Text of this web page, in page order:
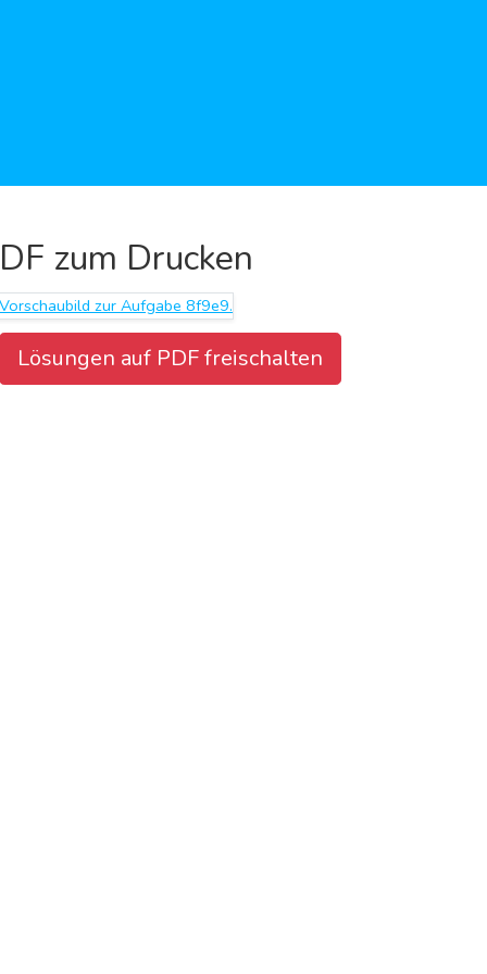
zum Drucken
Aufgabenblatt herunterladen
Lösungen auf PDF freischalten